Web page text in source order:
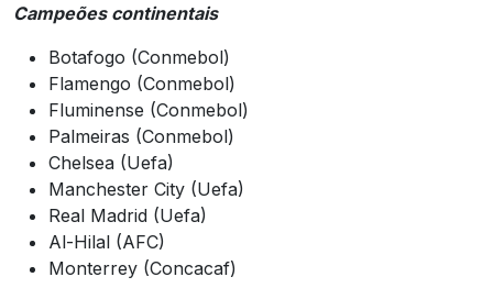
Campeões continentais
Botafogo (Conmebol)
Flamengo (Conmebol)
Fluminense (Conmebol)
Palmeiras (Conmebol)
Chelsea (Uefa)
Manchester City (Uefa)
Real Madrid (Uefa)
Al-Hilal (AFC)
Monterrey (Concacaf)